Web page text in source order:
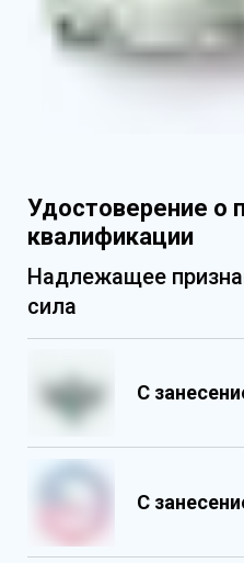
Удостоверение о
квалификации
Надлежащее
сила
С
С